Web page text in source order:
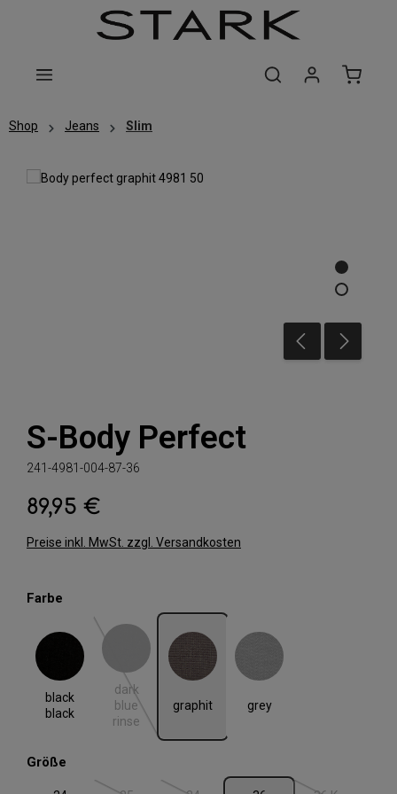
Zum Hauptinhalt springen
Shop Jeans Slim
S-Body Perfect
241-4981-004-87-36
Regulärer Preis:
89,95 €
Preise inkl. MwSt. zzgl. Versandkosten
Farbe
black
black
black black
dark
blue
rinse
dark blue rinse
(Diese Option ist zurzeit nicht verfügbar.)
graphit
graphit
grey
grey
Größe